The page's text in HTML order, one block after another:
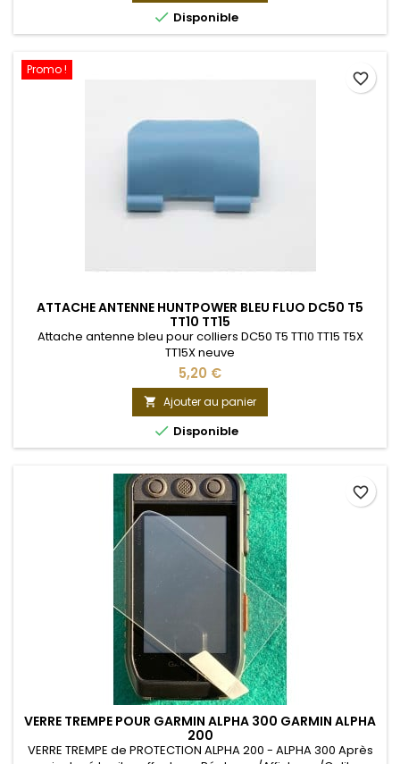
 Disponible
Promo !
ATTACHE ANTENNE HUNTPOWER BLEU FLUO DC50 T5
TT10 TT15
Attache antenne bleu pour colliers DC50 T5 TT10 TT15 T5X
TT15X neuve
5,20 €
 Ajouter au panier
 Disponible
favorite_border
VERRE TREMPE POUR GARMIN ALPHA 300 GARMIN ALPHA
200
VERRE TREMPE de PROTECTION ALPHA 200 - ALPHA 300 Après
favorite_border